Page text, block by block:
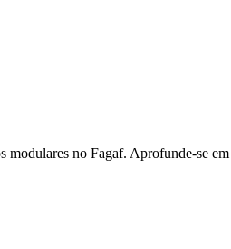
modulares no Fagaf. Aprofunde-se